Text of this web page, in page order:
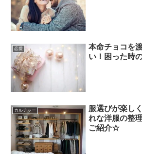
恋愛
本命チョコを
い！困った時
カルチャー
服選びが楽し
れな洋服の整
ご紹介☆